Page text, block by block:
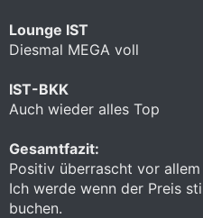
Lounge IST
Diesmal MEGA voll
IST-BKK
Auch wieder alles Top
Gesamtfazit:
Positiv überrascht vor
Ich werde wenn der Preis
buchen.